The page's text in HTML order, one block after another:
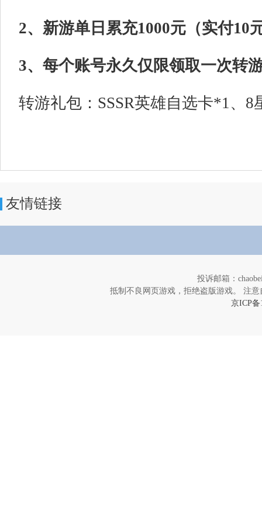
2、新游单日累充1000元（实付10
3、每个账号永久仅限领取一次转
转游礼包：SSSR英雄自选卡*1、
友情链接
投诉邮箱：
抵制不良网页游戏，拒绝盗版游戏。 注
京ICP备